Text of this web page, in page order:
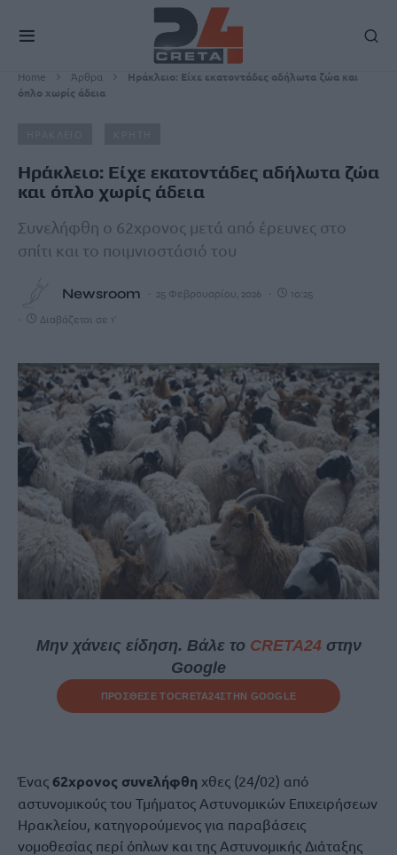
Home Άρθρα
Hράκλειο: Είχε εκατοντάδες αδήλωτα ζώα και
όπλο χωρίς άδεια
Hράκλειο: Είχε εκατοντάδες αδήλωτα ζώα
και όπλο χωρίς άδεια
Συνελήφθη ο 62χρονος μετά από έρευνες στο
σπίτι και το ποιμνιοστάσιό του
Newsroom 25 Φεβρουαρίου, 2026 10:25
Διαβάζεται σε 1'
Μην χάνεις είδηση. Βάλε το CRETA24στην
Google
ΠΡΟΣΘΕΣΕ ΤΟCRETA24ΣΤΗΝ GOOGLE
Ένας 62χρονος συνελήφθη χθες (24/02) από
αστυνομικούς του Τμήματος Αστυνομικών Επιχειρήσεων
Ηρακλείου, κατηγορούμενος για παραβάσεις
νομοθεσίας περί όπλων και της Αστυνομικής Διάταξης